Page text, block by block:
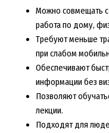
Можно совмещать
работа по дому,
Требуют меньше
при слабом
Обеспечивают
информации без
Позволяют
лекции.
Подходят для